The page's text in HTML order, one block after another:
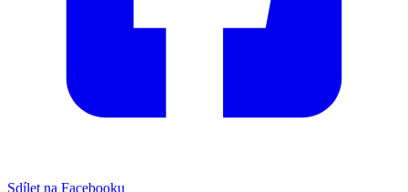
Sdílet na Facebooku